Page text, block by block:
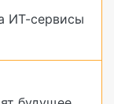
ИТ-сервисы